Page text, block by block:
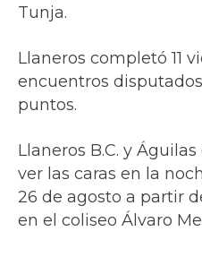
Tunja.
Llaneros completó 11
encuentros
puntos.
Llaneros B.C. y
ver las caras en la
26 de agosto a partir
en el coliseo Álvaro